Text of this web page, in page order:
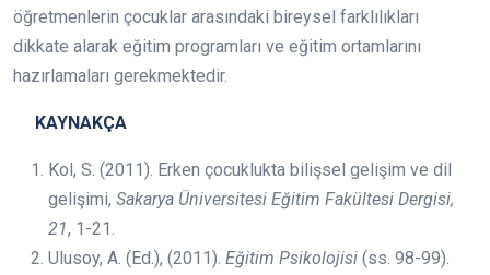
öğretmenlerin çocuklar arasındaki bireysel farklılıkları
dikkate alarak eğitim programları ve eğitim ortamlarını
hazırlamaları gerekmektedir.
KAYNAKÇA
Kol, S. (2011). Erken çocuklukta bilişsel gelişim ve dil
gelişimi, Sakarya Üniversitesi Eğitim Fakültesi Dergisi,
21, 1-21.
Ulusoy, A. (Ed.), (2011). Eğitim Psikolojisi (ss. 98-99).